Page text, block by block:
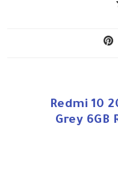
Redmi 10
Grey 6GB